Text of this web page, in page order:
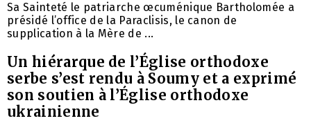
Sa Sainteté le patriarche œcuménique Bartholomée a
présidé l’office de la Paraclisis, le canon de
supplication à la Mère de ...
Un hiérarque de l’Église orthodoxe
serbe s’est rendu à Soumy et a exprimé
son soutien à l’Église orthodoxe
ukrainienne